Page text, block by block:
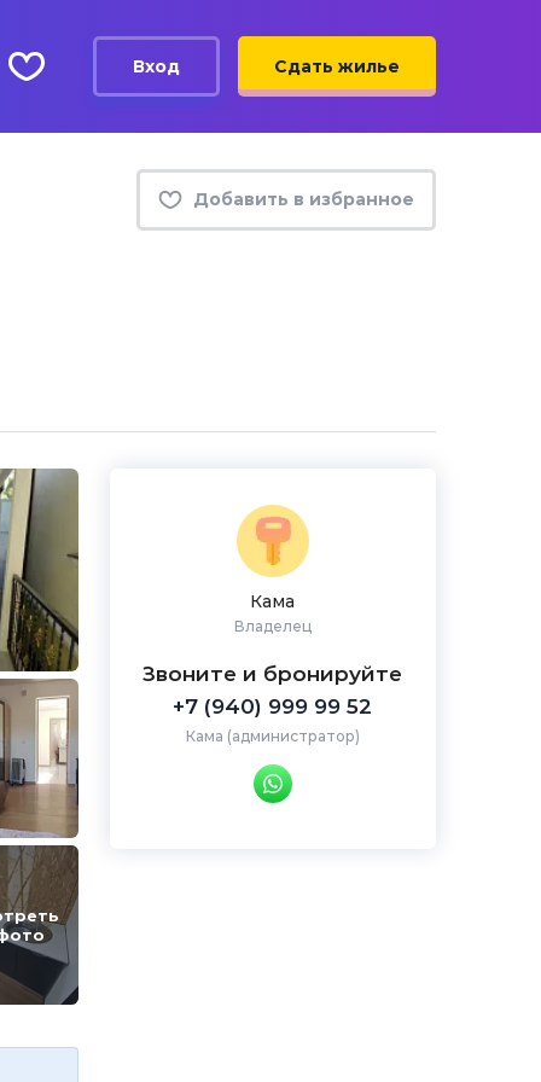
Вход Сдать жилье
Добавить в избранное
Кама
Владелец
Звоните и бронируйте
+7 (940) 999 99 52
Кама (администратор)